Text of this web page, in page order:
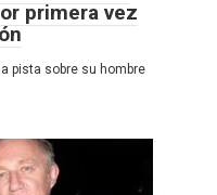
primera vez
pista sobre su hombre